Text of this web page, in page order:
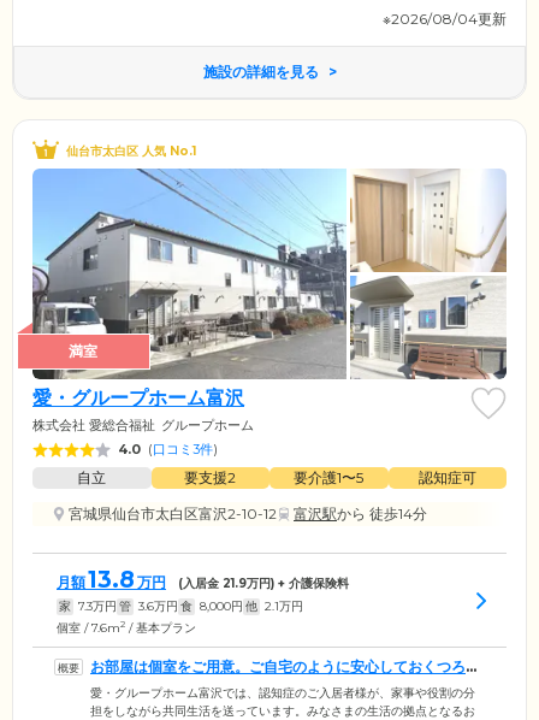
※2026/08/04更新
施設の詳細を見る
仙台市太白区 人気 No.1
満室
愛・グループホーム富沢
株式会社 愛総合福祉 グループホーム
4.0 (口コミ3件)
自立 要支援2 要介護1〜5
認知症可
宮城県仙台市太白区富沢2-10-12
富沢駅から 徒歩14分
月額13.8 万円 (入居金 21.9万円) + 介護保険料
家 7.3万円 管 3.6万円 食 8,000円 他 2.1万円
個室 / 7.6m2 / 基本プラン
お部屋は個室をご用意。ご自宅のように安心しておくつろぎ
ください
愛・グループホーム富沢では、認知症のご入居者様が、家事や役割の分
担をしながら共同生活を送っています。みなさまの生活の拠点となるお